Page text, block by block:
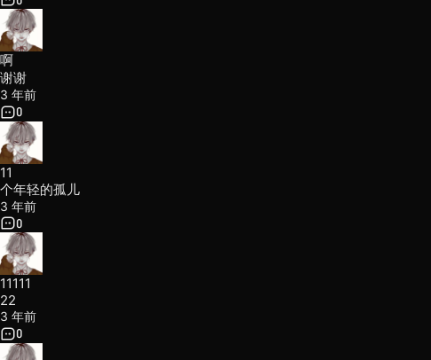
啊
谢谢
3 年前
0
11
个年轻的孤儿
3 年前
0
11111
22
3 年前
0